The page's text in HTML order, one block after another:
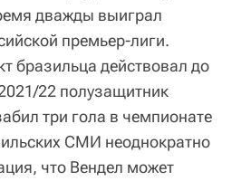
дважды выиграл
премьер-лиги.
бразильца действовал до
22 полузащитник
три гола в чемпионате
СМИ неоднократно
что Вендел может